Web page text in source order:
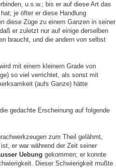
u.s.w.; bis er auf diese Art das
je öfter er diese Handlung
diese Züge zu einem Ganzen in seiner
er zuletzt nur auf einige derselben
braucht, und die andern von selbst
mit einem kleinern Grade von
so viel verrichtet, als sonst mit
(aufs Ganze) hätte
gedachte Erscheinung auf folgende
zum Theil gelähmt,
er war während der Zeit seiner
Uebung gekommen; er konnte
Dieser Schwierigkeit mußte